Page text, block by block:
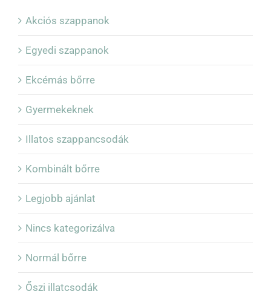
Akciós szappanok
Egyedi szappanok
Ekcémás bőrre
Gyermekeknek
Illatos szappancsodák
Kombinált bőrre
Legjobb ajánlat
Nincs kategorizálva
Normál bőrre
Őszi illatcsodák